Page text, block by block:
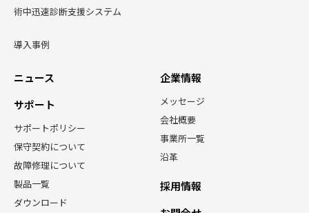
術中迅速診断支援システム
導入事例
ニュース
サポート
サポートポリシー
保守契約について
故障修理について
製品一覧
ダウンロード
企業情報
メッセージ
会社概要
事業所一覧
沿革
採用情報